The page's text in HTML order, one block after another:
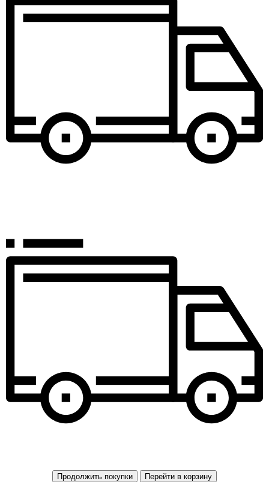
Продолжить покупки
Перейти в корзину